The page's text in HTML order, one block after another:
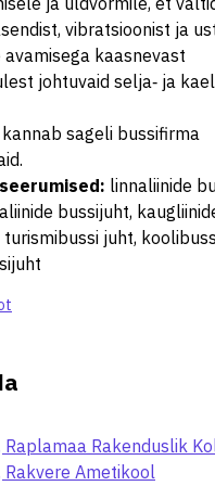
vibratsioonist ja
avamisega kaasnevast
johtuvaid selja‑ ja
sageli bussifirma
: linnaliinide
bussijuht,
turismibussi juht,
Raplamaa Rakenduslik
Rakvere Ametikool